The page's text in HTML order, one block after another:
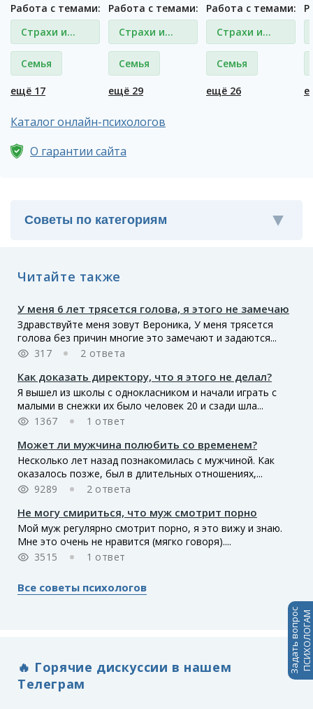
Работа с темами:
Страхи и
фобии
Семья
ещё 17
Работа с темами:
Страхи и
фобии
Семья
ещё 29
Работа с темами:
Страхи и
фобии
Семья
ещё 26
Каталог онлайн-психологов
О гарантии сайта
Читайте также
У меня 6 лет трясется голова, я этого не замечаю
Здравствуйте меня зовут Вероника, У меня трясется
голова без причин многие это замечают и задаются...
317
2 ответа
Как доказать директору, что я этого не делал?
Я вышел из школы с однокласником и начали играть с
малыми в снежки их было человек 20 и сзади шла...
1367
1 ответ
Может ли мужчина полюбить со временем?
Несколько лет назад познакомилась с мужчиной. Как
оказалось позже, был в длительных отношениях,...
9289
2 ответа
Не могу смириться, что муж смотрит порно
Мой муж регулярно смотрит порно, я это вижу и знаю.
Мне это очень не нравится (мягко говоря)....
3515
1 ответ
Все советы психологов
🔥 Горячие дискуссии в нашем
Телеграм
Задать вопросПСИХОЛОГАМ